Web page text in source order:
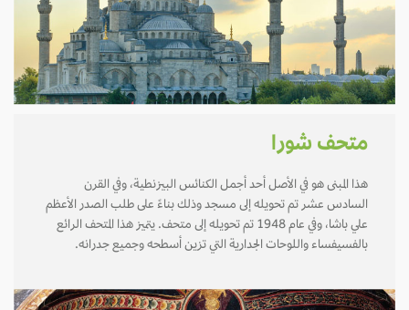
متحف شورا
هذا المبنى هو في الأصل أحد أجمل الكنائس البيزنطية، وفي القرن
السادس عشر تم تحويله إلى مسجد وذلك بناءً على طلب الصدر الأعظم
علي باشا، وفي عام 1948 تم تحويله إلى متحف. يتميز هذا المتحف الرائع
بالفسيفساء واللوحات الجدارية التي تزين أسطحه وجميع جدرانه.